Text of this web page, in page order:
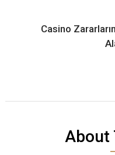
Casino
About